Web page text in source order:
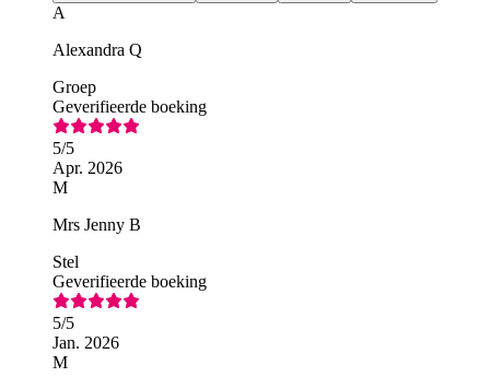
A
Alexandra Q
Groep
Geverifieerde boeking
5/5
Apr. 2026
M
Mrs Jenny B
Stel
Geverifieerde boeking
5/5
Jan. 2026
M